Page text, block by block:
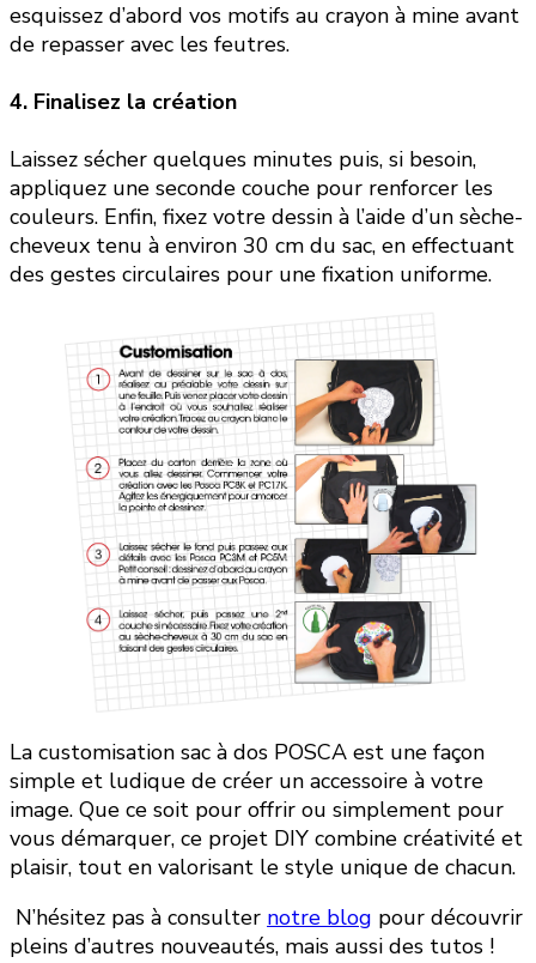
esquissez d’abord vos motifs au crayon à mine avant
de repasser avec les feutres.
4. Finalisez la création
Laissez sécher quelques minutes puis, si besoin,
appliquez une seconde couche pour renforcer les
couleurs. Enfin, fixez votre dessin à l’aide d’un sèche-
cheveux tenu à environ 30 cm du sac, en effectuant
des gestes circulaires pour une fixation uniforme.
La customisation sac à dos POSCA est une façon
simple et ludique de créer un accessoire à votre
image. Que ce soit pour offrir ou simplement pour
vous démarquer, ce projet DIY combine créativité et
plaisir, tout en valorisant le style unique de chacun.
N’hésitez pas à consulter notre blog pour découvrir
pleins d’autres nouveautés, mais aussi des tutos !